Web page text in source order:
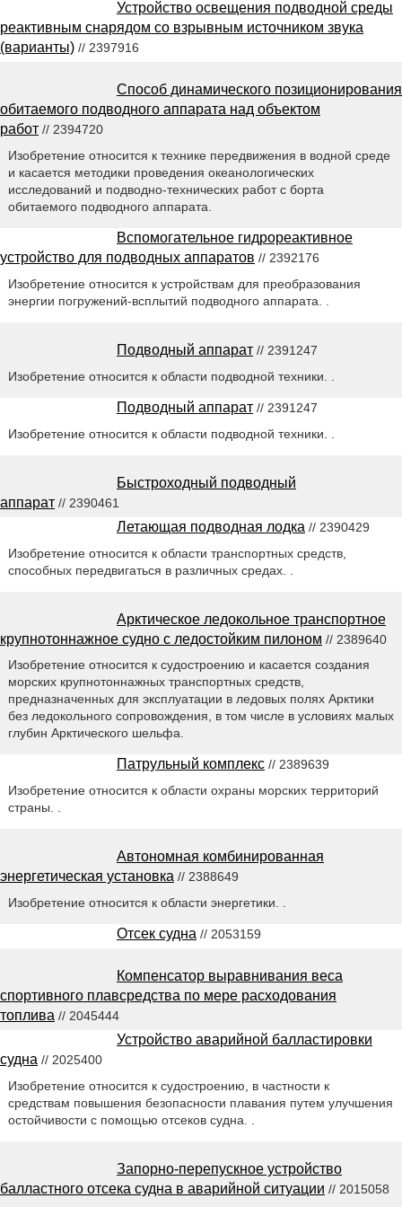
Устройство освещения подводной среды
реактивным снарядом со взрывным источником звука
(варианты) // 2397916
Способ динамического позиционирования
обитаемого подводного аппарата над объектом
работ // 2394720
Изобретение относится к технике передвижения в водной среде
и касается методики проведения океанологических
исследований и подводно-технических работ с борта
обитаемого подводного аппарата.
Вспомогательное гидрореактивное
устройство для подводных аппаратов // 2392176
Изобретение относится к устройствам для преобразования
энергии погружений-всплытий подводного аппарата. .
Подводный аппарат // 2391247
Изобретение относится к области подводной техники. .
Подводный аппарат // 2391247
Изобретение относится к области подводной техники. .
Быстроходный подводный
аппарат // 2390461
Летающая подводная лодка // 2390429
Изобретение относится к области транспортных средств,
способных передвигаться в различных средах. .
Арктическое ледокольное транспортное
крупнотоннажное судно с ледостойким пилоном // 2389640
Изобретение относится к судостроению и касается создания
морских крупнотоннажных транспортных средств,
предназначенных для эксплуатации в ледовых полях Арктики
без ледокольного сопровождения, в том числе в условиях малых
глубин Арктического шельфа.
Патрульный комплекс // 2389639
Изобретение относится к области охраны морских территорий
страны. .
Автономная комбинированная
энергетическая установка // 2388649
Изобретение относится к области энергетики. .
Отсек судна // 2053159
Компенсатор выравнивания веса
спортивного плавсредства по мере расходования
топлива // 2045444
Устройство аварийной балластировки
судна // 2025400
Изобретение относится к судостроению, в частности к
средствам повышения безопасности плавания путем улучшения
остойчивости с помощью отсеков судна. .
Запорно-перепускное устройство
балластного отсека судна в аварийной ситуации // 2015058